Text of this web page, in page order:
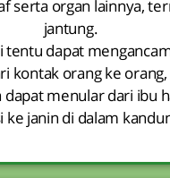
serta organ lainnya,
jantung.
tentu dapat
kontak orang ke
dapat menular dari ibu
janin di dalam